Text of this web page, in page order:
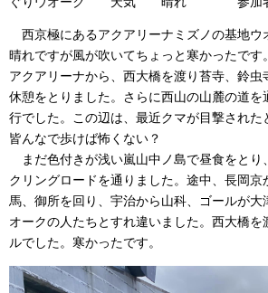
西京極にあるアクアリーナミズノの基地ウ
晴れですが風が吹いてちょっと寒かったです。
アクアリーナから、西大橋を渡り苔寺、鈴虫
休憩をとりました。さらに西山の山麓の道を
行でした。この辺は、最近クマが目撃された
皆んなで歩けば怖くない？
まだ色付きが浅い嵐山中ノ島で昼食をとり
クリングロードを通りました。途中、長岡京
馬、御所を回り、宇治から山科、ゴールが大
オークの人たちとすれ違いました。西大橋を
ルでした。寒かったです。